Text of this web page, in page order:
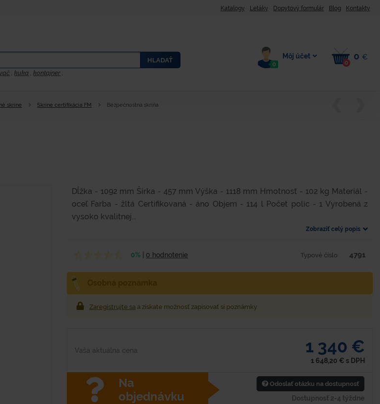
Katalogy Letáky Dopytový formulár Blog Kontakty
HLADAŤ
,kuka ,kontajner ,
0
Môj účet
0
0 €
skrine Skrine certifikácia FM Bezpečnostná skriňa
Dĺžka - 1092 mm Šírka - 457 mm Výška - 1118 mm Hmotnosť - 102 kg Materiál -
oceľ Farba - žltá Certifikovaná - áno Objem - 114 l Počet políc - 1 Vyrobená z
vysoko kvalitnej...
Zobraziť celý popis
0% 0 hodnotenie Typové číslo 4791
Zaregistrujte sa a získate možnosť zapisovať si poznámky
Vaša aktuálna cena 1 340 €
1 648,20 € s DPH
Na
objednávku
Odoslať otázku na dostupnosť
Dostupnosť 2-4 týždne